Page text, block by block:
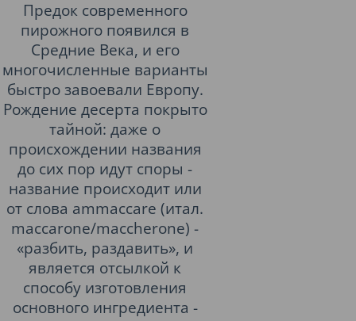
Предок современного
пирожного появился в
Средние Века, и его
многочисленные варианты
быстро завоевали Европу.
Рождение десерта покрыто
тайной: даже о
происхождении названия
до сих пор идут споры -
название происходит или
от слова ammaccare (итал.
maccarone/maccherone) -
«разбить, раздавить», и
является отсылкой к
способу изготовления
основного ингредиента -